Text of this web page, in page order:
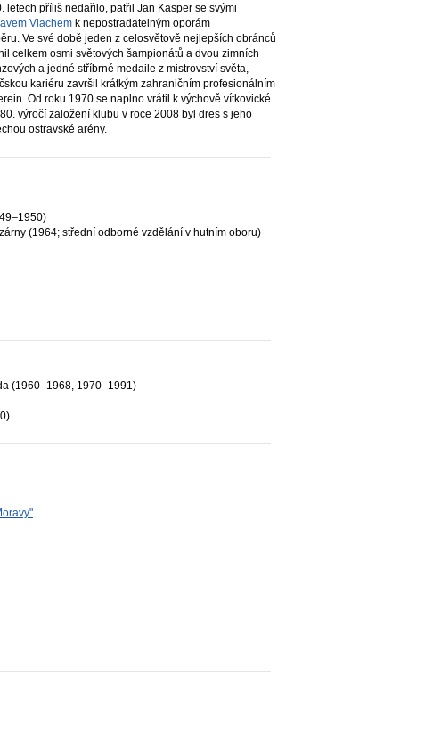
letech příliš nedařilo, patřil Jan Kasper se svými
Vlachem k nepostradatelným oporám
Ve své době jeden z celosvětově nejlepších obránců
celkem osmi světových šampionátů a dvou zimních
a jedné stříbrné medaile z mistrovství světa,
kariéru završil krátkým zahraničním profesionálním
Od roku 1970 se naplno vrátil k výchově vítkovické
výročí založení klubu v roce 2008 byl dres s jeho
ostravské arény.
(1964; střední odborné vzdělání v hutním oboru)
(1960–1968, 1970–1991)